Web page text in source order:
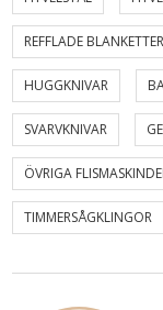
REFFLADE BLANKETTER
HUGGKNIVAR
SVARVKNIVAR
ÖVRIGA
TIMMERSÅGKLINGOR